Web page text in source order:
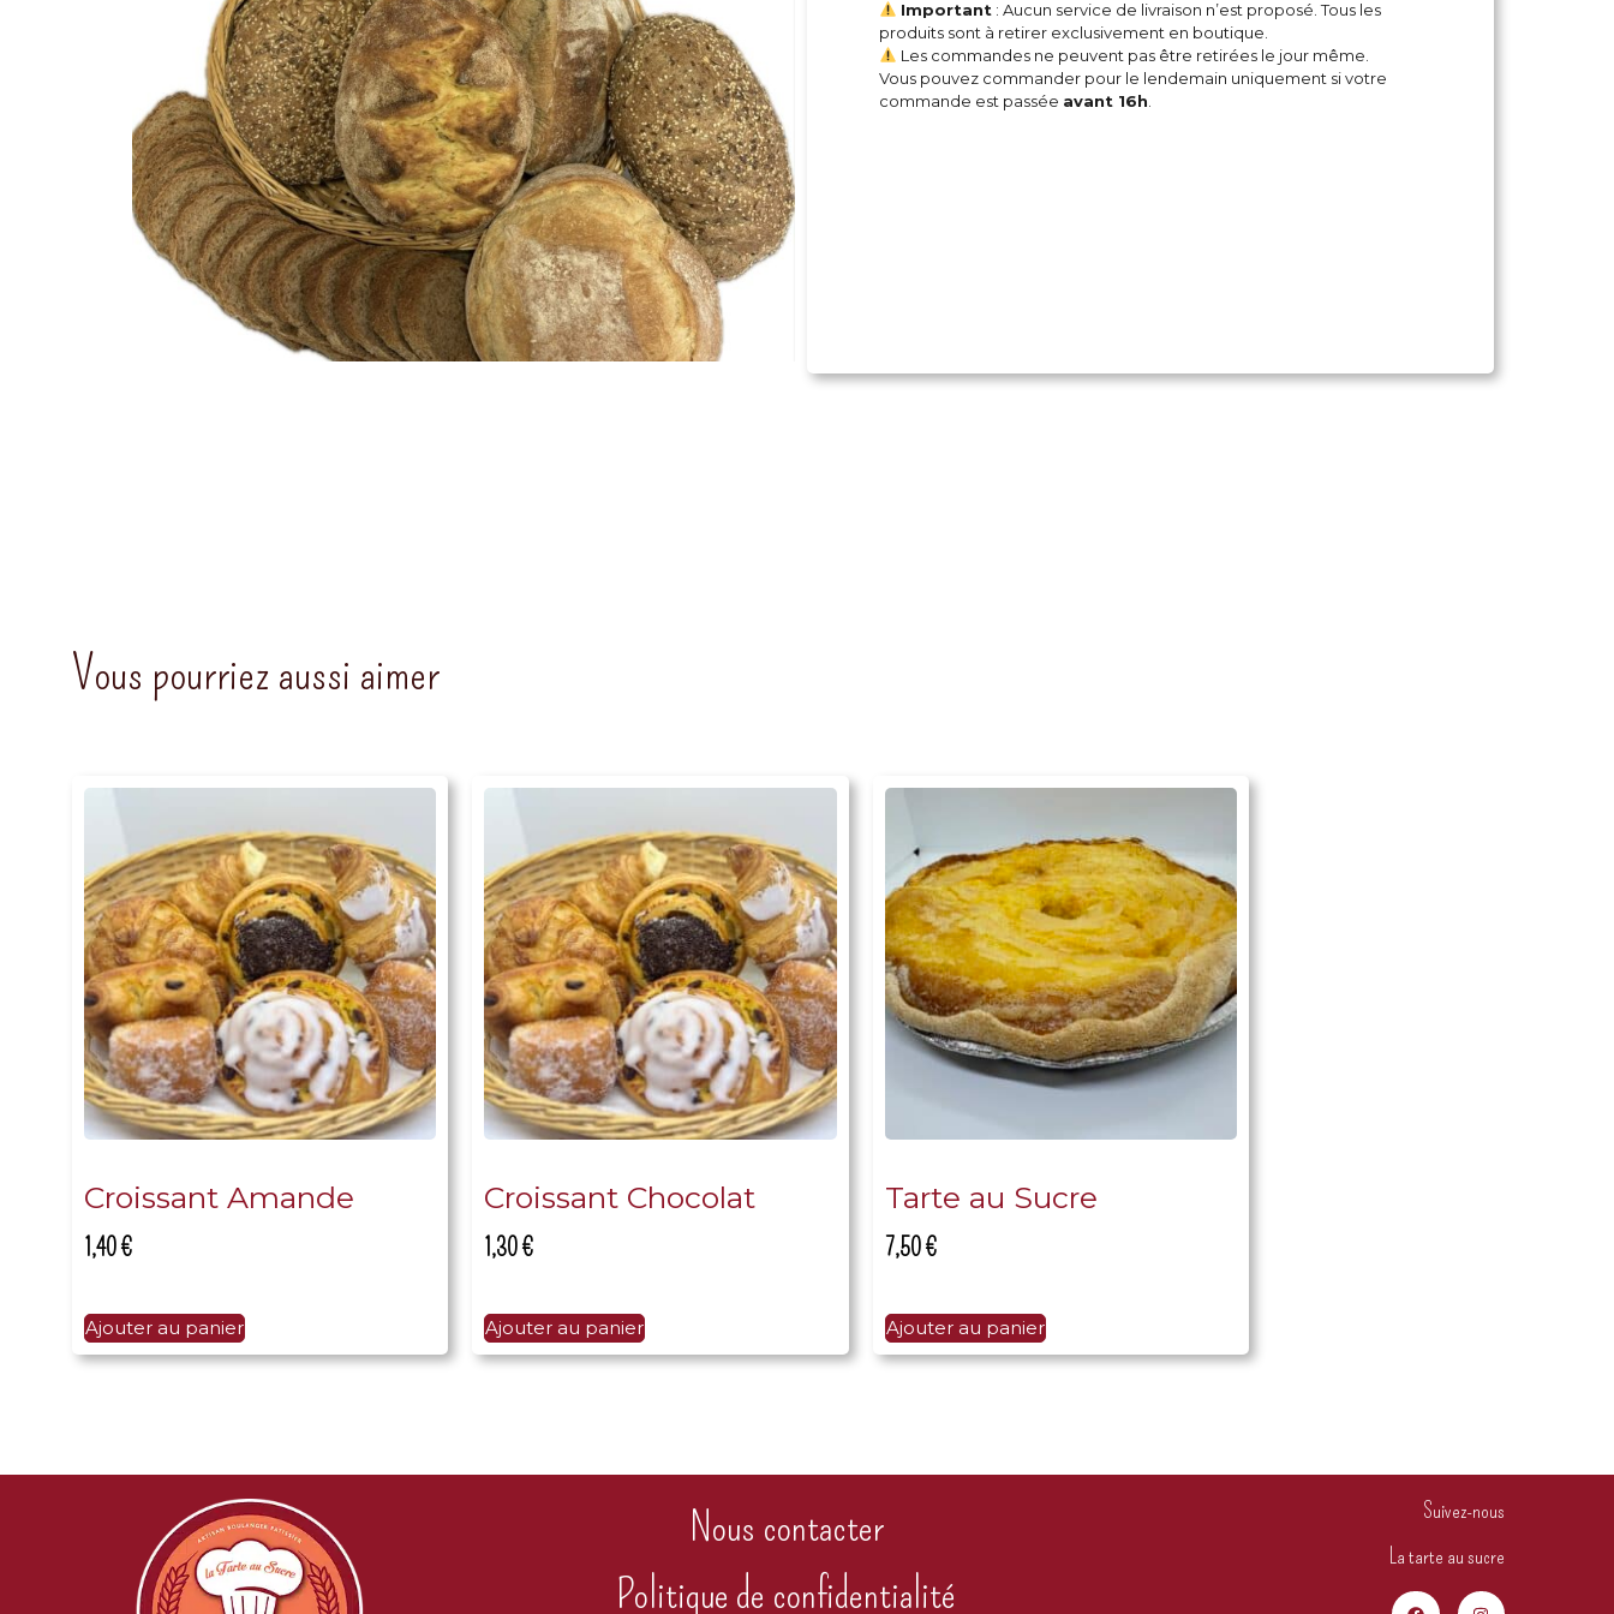
Important : Aucun service de livraison n’est proposé. Tous les
produits sont à retirer exclusivement en boutique.
Les commandes ne peuvent pas être retirées le jour même.
Vous pouvez commander pour le lendemain uniquement si votre
commande est passée avant 16h
Vous pourriez aussi aimer
Croissant Amande
1,40€
Ajouter au panier
Croissant Chocolat
1,30€
Ajouter au panier
Tarte au Sucre
7,50€
Ajouter au panier
Nous contacter
Politique de confidentialité
Suivez-nous
La tarte au sucre